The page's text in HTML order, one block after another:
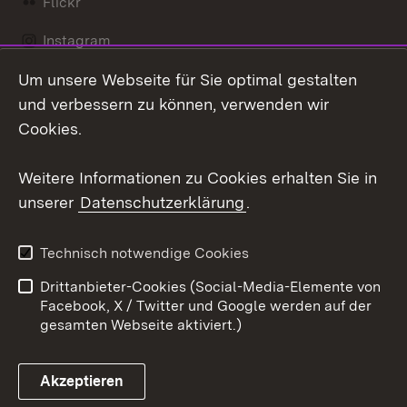
Instagram
Social Wall
Link zum Landesportal
Barrierefreiheit
Benutzungshinweise
Impressum
Cookies
Um unsere Webseite für Sie optimal gestalten
und verbessern zu können, verwenden wir
Cookies.
Weitere Informationen zu Cookies erhalten Sie in
unserer Datenschutzerklärung.
Technisch notwendige Cookies
Drittanbieter-Cookies (Social-Media-Elemente von
Facebook, X / Twitter und Google werden auf der
gesamten Webseite aktiviert.)
Akzeptieren